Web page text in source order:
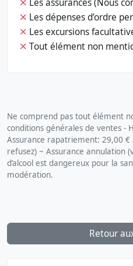
Les dépenses d’ordre
Les excursions
Tout élément non
Ne comprend pas tout élément
conditions générales de ventes -
Assurance rapatriement: 29,00 €
refusez) ~ Assurance annulation
d’alcool est dangereux pour la
modération.
Retour